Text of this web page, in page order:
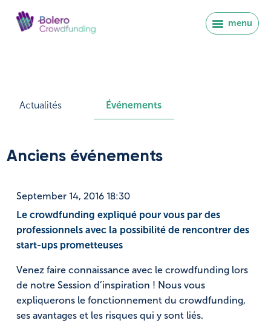
menu
Se connecter
NL FR
Actualités Événements
Anciens événements
September 14, 2016 18:30
Le crowdfunding expliqué pour vous par des
professionnels avec la possibilité de rencontrer des
start-ups prometteuses
Venez faire connaissance avec le crowdfunding lors
de notre Session d’inspiration ! Nous vous
expliquerons le fonctionnement du crowdfunding,
ses avantages et les risques qui y sont liés.